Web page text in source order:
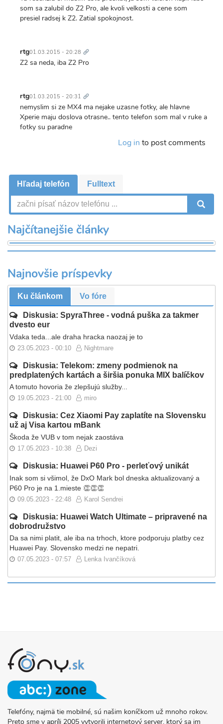
som sa zalubil do Z2 Pro, ale kvoli velkosti a cene som
presiel radsej k Z2. Zatial spokojnost.
rtg01.03.2015 - 20:28 odkaz
Z2 sa neda, iba Z2 Pro
rtg01.03.2015 - 20:31 odkaz
nemyslim si ze MX4 ma nejake uzasne fotky, ale hlavne
Xperie maju doslova otrasne.. tento telefon som mal v ruke a
fotky su paradne
Log in to post comments
Hľadaj telefón Fulltext
Najčítanejšie články
Najnovšie príspevky
Ku článkom Vo fóre
Diskusia: SpyraThree - vodná puška za takmer
dvesto eur
Vdaka teda...ale draha hracka naozaj je to
23.05.2023 - 00:10 Nightmare
Diskusia: Telekom: zmeny podmienok na
predplatených kartách a širšia ponuka MIX balíčkov
A tomuto hovoria že zlepšujú služby...
19.05.2023 - 21:00 miro
Diskusia: Cez Xiaomi Pay zaplatíte na Slovensku
už aj Visa kartou mBank
Škoda že VUB v tom nejak zaostáva
17.05.2023 - 10:38 Dezi
Diskusia: Huawei P60 Pro - perleťový unikát
Inak som si všimol, že DxO Mark bol dneska aktualizovaný a
P60 Pro je na 1.mieste 👏👏👏
09.05.2023 - 22:48 Karol Sendrei
Diskusia: Huawei Watch Ultimate – pripravené na
dobrodružstvo
Da sa nimi platit, ale iba na trhoch, ktore podporuju platby cez
Huawei Pay. Slovensko medzi ne nepatri.
07.05.2023 - 07:57 Lenka Ivančíková
O
Telefóny, najmä tie mobilné, sú našim koníčkom už mnoho rokov.
Preto sme v apríli 2005 vytvorili internetový server, ktorý sa im